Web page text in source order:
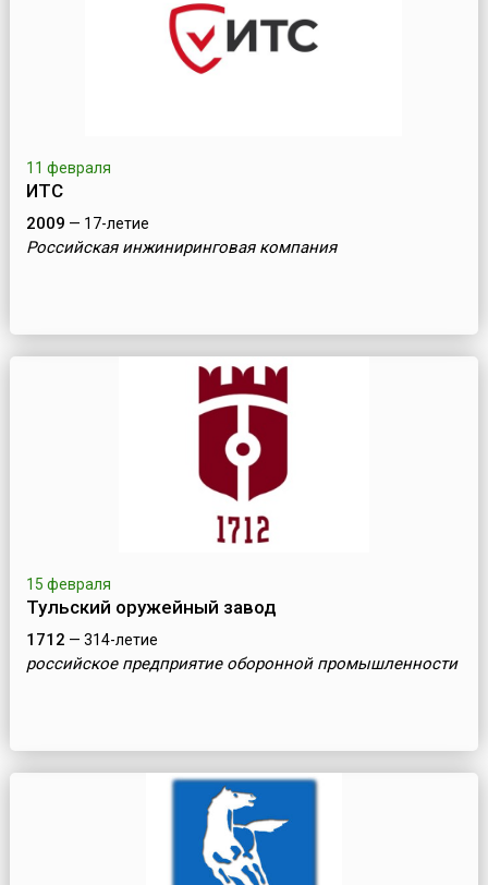
11 февраля
ИТС
2009 — 17-летие
Российская инжиниринговая компания
15 февраля
Тульский оружейный завод
1712 — 314-летие
российское предприятие оборонной промышленности